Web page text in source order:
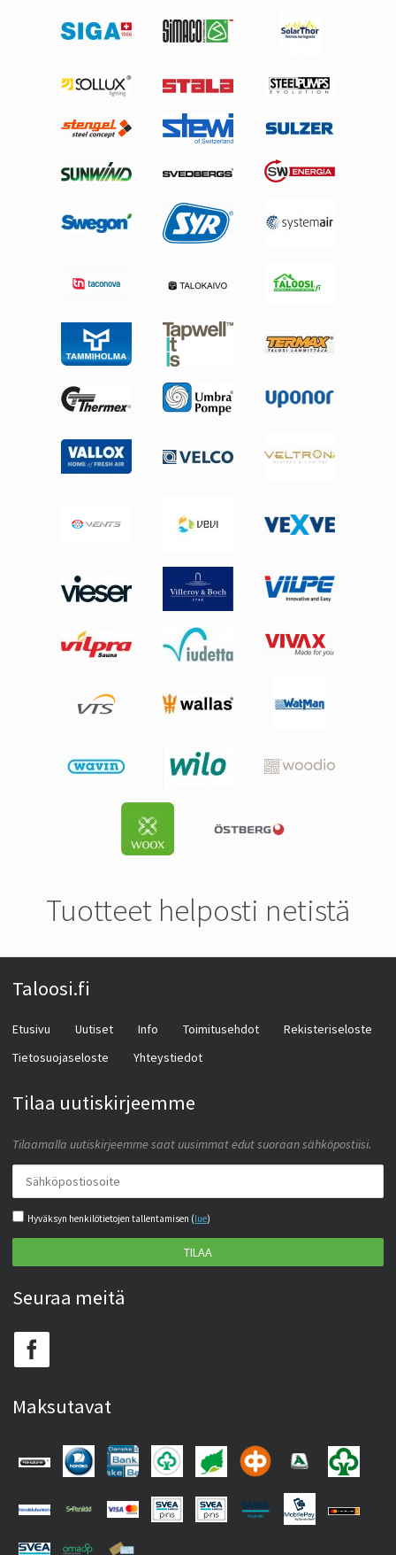
Tuotteet helposti netistä
Taloosi.fi
Etusivu Uutiset Info Toimitusehdot
Rekisteriseloste
Tietosuojaseloste
Yhteystiedot
Tilaa uutiskirjeemme
Tilaamalla uutiskirjeemme saat uusimmat edut suoraan sähköpostiisi.
Hyväksyn henkilötietojen tallentamisen (lue)
TILAA
Seuraa meitä
Maksutavat